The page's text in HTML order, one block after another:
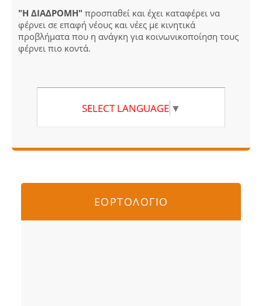
"Η ΔΙΑΔΡΟΜΗ" προσπαθεί και έχει καταφέρει να
φέρνει σε επαφή νέους και νέες με κινητικά
προβλήματα που η ανάγκη για κοινωνικοποίηση τους
φέρνει πιο κοντά.
SELECT LANGUAGE ▼
ΕΟΡΤΟΛΟΓΙΟ